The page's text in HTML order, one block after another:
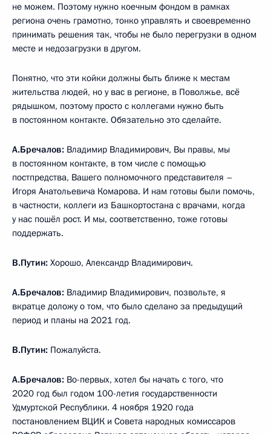
не можем. Поэтому нужно коечным фондом в рамках
региона очень грамотно, тонко управлять и своевременно
принимать решения так, чтобы не было перегрузки в одном
месте и недозагрузки в другом.
Понятно, что эти койки должны быть ближе к местам
жительства людей, но у вас в регионе, в Поволжье, всё
рядышком, поэтому просто с коллегами нужно быть
в постоянном контакте. Обязательно это сделайте.
А.Бречалов: Владимир Владимирович, Вы правы, мы
в постоянном контакте, в том числе с помощью
постпредства, Вашего полномочного представителя –
Игоря Анатольевича Комарова. И нам готовы были помочь,
в частности, коллеги из Башкортостана с врачами, когда
у нас пошёл рост. И мы, соответственно, тоже готовы
поддержать.
В.Путин: Хорошо, Александр Владимирович.
А.Бречалов: Владимир Владимирович, позвольте, я
вкратце доложу о том, что было сделано за предыдущий
период и планы на 2021 год.
В.Путин: Пожалуйста.
А.Бречалов: Во-первых, хотел бы начать с того, что
2020 год был годом 100-летия государственности
Удмуртской Республики. 4 ноября 1920 года
постановлением ВЦИК и Совета народных комиссаров